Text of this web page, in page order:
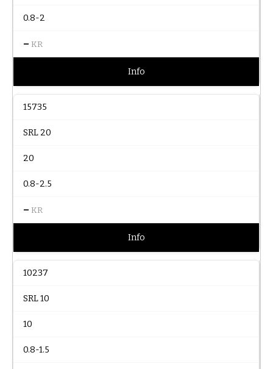
0.8-2
– KR
Info
15735
SRL 20
20
0.8-2.5
– KR
Info
10237
SRL 10
10
0.8-1.5